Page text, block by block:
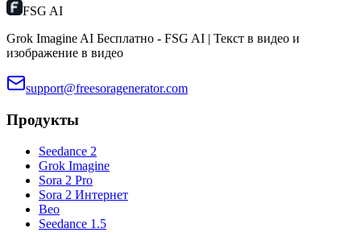
FSG AI
Grok Imagine AI Бесплатно - FSG AI | Текст в видео и
изображение в видео
support@freesoragenerator.com
Продукты
Seedance 2
Grok Imagine
Sora 2 Pro
Sora 2 Интернет
Вео
Seedance 1.5